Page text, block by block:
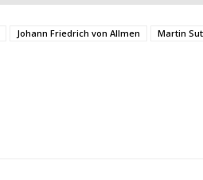
Johann Friedrich von Allmen Martin